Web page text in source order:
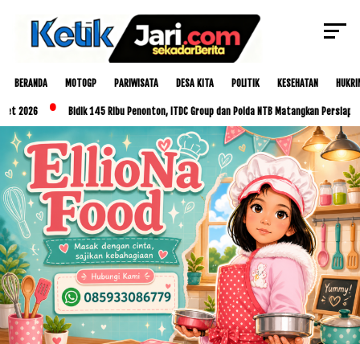
BERANDA MOTOGP PARIWISATA DESA KITA POLITIK KESEHATAN
Bidik 145 Ribu Penonton, ITDC Group dan Polda NTB Matangkan Persiapan